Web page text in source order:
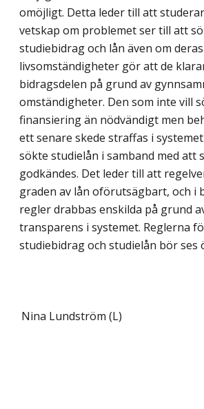
omöjligt. Detta leder till att
vetskap om problemet ser till att
studiebidrag och lån även om
livsomständigheter gör att de
bidragsdelen på grund av
omständigheter. Den som inte vill
finansiering än nödvändigt men
ett senare skede straffas i
sökte studielån i samband med att
godkändes. Det leder till att
graden av lån oförutsägbart, och i
regler drabbas enskilda på grund
transparens i systemet. Reglerna
studiebidrag och studielån bör ses
Nina Lundström (L)